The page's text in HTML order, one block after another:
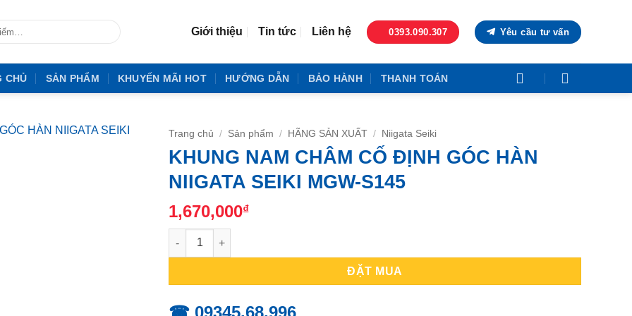
Giới thiệu Tin tức Liên hệ 0393.090.307 Yêu cầu tư vấn
CHỦ SẢN PHẨM KHUYẾN MÃI HOT HƯỚNG DẪN BẢO HÀNH THANH TOÁN
Trang chủ / Sản phẩm / HÃNG SẢN XUẤT / Niigata Seiki
KHUNG NAM CHÂM CỐ ĐỊNH GÓC HÀN
NIIGATA SEIKI MGW-S145
1,670,000₫
KHUNG NAM CHÂM CỐ ĐỊNH GÓC HÀN NIIGATA SEIKI MGW-S145 số lượng
ĐẶT MUA